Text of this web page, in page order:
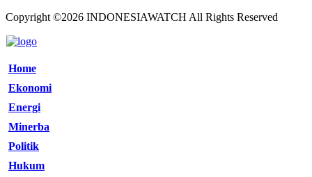
Copyright ©2026 INDONESIAWATCH All Rights Reserved
Home
Ekonomi
Energi
Minerba
Politik
Hukum